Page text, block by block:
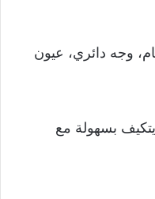
وجه دائري، عيون
بسهولة مع